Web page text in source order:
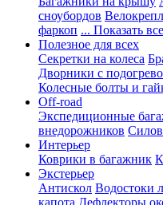
сноубордов
фаркоп ... Показать все
Полезное для всех
Секретки на колеса
Дворники с
Колесные болты и
Off-road
Экспедиционные
внедорожников
Интерьер
Коврики в багажник
Экстерьер
Антискол Водостоки
капота Дефлекторы